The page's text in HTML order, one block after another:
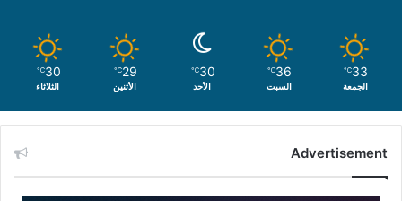
33
℃
الجمعة
36
℃
السبت
30
℃
الأحد
29
℃
الأثنين
30
℃
الثلاثاء
Advertisement